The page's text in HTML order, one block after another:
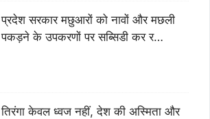
प्रदेश सरकार मछुआरों को नावों और मछली
पकड़ने के उपकरणों पर सब्सिडी कर र…
तिरंगा केवल ध्वज नहीं, देश की अस्मिता और